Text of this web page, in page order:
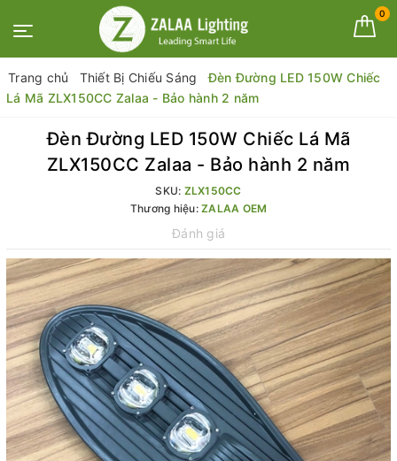
0
Trang chủ Thiết Bị Chiếu Sáng
Đèn Đường LED 150W Chiếc
Lá Mã ZLX150CC Zalaa - Bảo hành 2 năm
Đèn Đường LED 150W Chiếc Lá Mã
ZLX150CC Zalaa - Bảo hành 2 năm
SKU: ZLX150CC
Thương hiệu: ZALAA OEM
Đánh giá